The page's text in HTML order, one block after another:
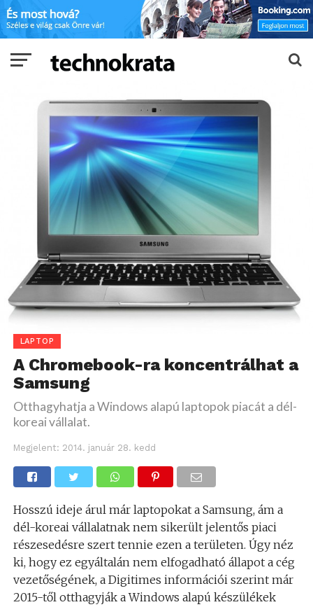
LAPTOP
A Chromebook-ra koncentrálhat a
Samsung
Otthagyhatja a Windows alapú laptopok piacát a dél-
koreai vállalat.
Megjelent: 2014. január 28. kedd
Hosszú ideje árul már laptopokat a Samsung, ám a
dél-koreai vállalatnak nem sikerült jelentős piaci
részesedésre szert tennie ezen a területen. Úgy néz
ki, hogy ez egyáltalán nem elfogadható állapot a cég
vezetőségének, a Digitimes információi szerint már
2015-től otthagyják a Windows alapú készülékek